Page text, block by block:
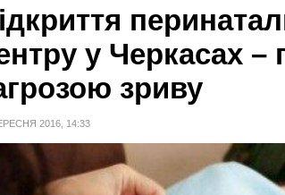
у Черкасах –
зриву
2016, 14:33